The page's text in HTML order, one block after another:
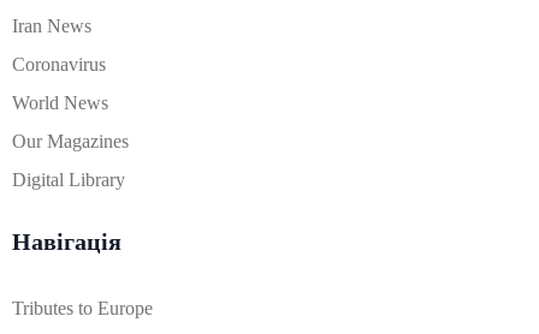
Iran News
Coronavirus
World News
Our Magazines
Digital Library
Навігація
Tributes to Europe